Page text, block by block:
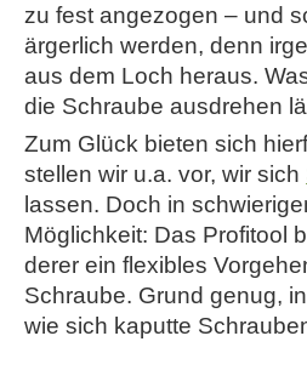
zu fest angezogen – und
ärgerlich werden, denn
aus dem Loch heraus.
die Schraube ausdrehen
Zum Glück bieten sich
stellen wir u.a. vor, wir sich
lassen. Doch in
Möglichkeit: Das Profitool
derer ein flexibles
Schraube. Grund genug,
wie sich kaputte